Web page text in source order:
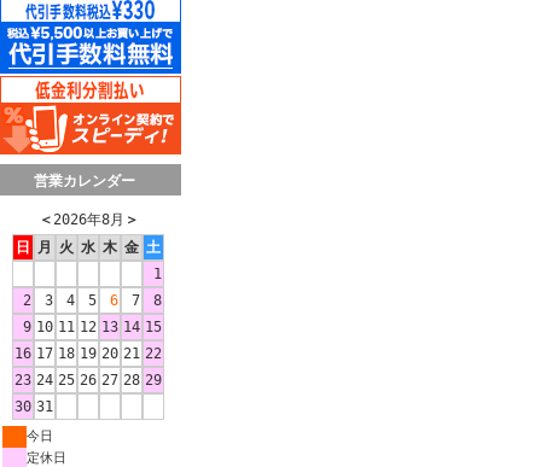
営業カレンダー
＜ 2026年8月 ＞
日
月 火 水 木 金 土
1
2
3 4 5 6 7
8
9 10 11 12 13 14 15
16 17 18 19 20 21 22
23 24 25 26 27 28 29
30 31
今日
定休日